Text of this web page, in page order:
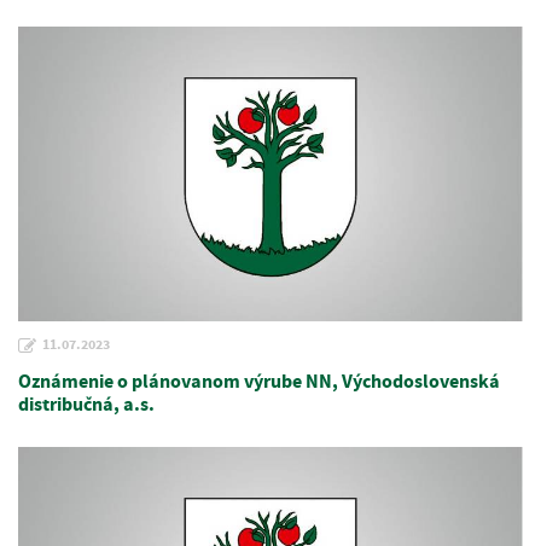
11.07.2023
Oznámenie o plánovanom výrube NN, Východoslovenská
distribučná, a.s.